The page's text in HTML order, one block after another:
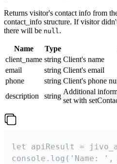
Returns visitor's contact info from
contact_info structure. If visitor
there will be null.
Name Type
client_name string Client's name
email
string Client's email
phone
string Client's phone
description
string
Additional
set with
let apiResult =
console.log('Name: